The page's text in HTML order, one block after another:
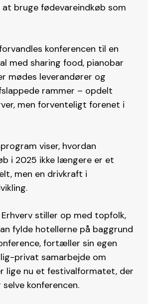
bruge fødevareindkøb som
konferencen til en
med sharing food, pianobar
mødes leverandører og
rammer – opdelt
men forventeligt forenet i
viser, hvordan
i 2025 ikke længere er et
men en drivkraft i
stiller op med topfolk,
fylde hotellerne på baggrund
fortæller sin egen
privat samarbejde om
lige nu et festivalformatet, der
konferencen.